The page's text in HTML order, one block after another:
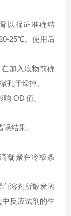
以保证准确结
25℃。使用后
加入底物前确
孔干燥掉。
OD 值。
结果。
凝聚在冷板条
白溶剂所散发的
反应试剂的生